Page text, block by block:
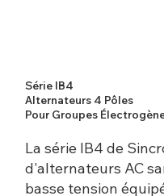
Série IB4
Alternateurs 4 Pôles
Pour Groupes
La série IB4 de
d'alternateurs AC
basse tension